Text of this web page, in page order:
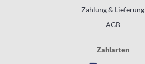
Zahlung & Lieferung
AGB
Zahlarten